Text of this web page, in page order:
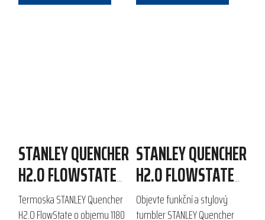
STANLEY QUENCHER
H2.O FLOWSTATE
TUMBLER 1180 ML
Termoska STANLEY Quencher
H2.O FlowState o objemu 1180
STANLEY QUENCHER
H2.O FLOWSTATE
TUMBLER 1180 ML
Objevte funkční a stylový
tumbler STANLEY Quencher